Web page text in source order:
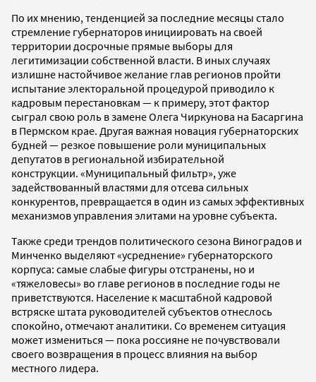
По их мнению, тенденцией за последние месяцы стало
стремление губернаторов инициировать на своей
территории досрочные прямые выборы для
легитимизации собственной власти. В иных случаях
излишне настойчивое желание глав регионов пройти
испытание электоральной процедурой приводило к
кадровым перестановкам — к примеру, этот фактор
сыграл свою роль в замене Олега Чиркунова на Басаргина
в Пермском крае. Другая важная новация губернаторских
будней — резкое повышение роли муниципальных
депутатов в региональной избирательной
конструкции. «Муниципальный фильтр», уже
задействованный властями для отсева сильных
конкурентов, превращается в один из самых эффективных
механизмов управления элитами на уровне субъекта.
Также среди трендов политического сезона Виноградов и
Минченко выделяют «усреднение» губернаторского
корпуса: самые слабые фигуры отстранены, но и
«тяжеловесы» во главе регионов в последние годы не
приветствуются. Население к масштабной кадровой
встряске штата руководителей субъектов отнеслось
спокойно, отмечают аналитики. Со временем ситуация
может измениться — пока россияне не почувствовали
своего возвращения в процесс влияния на выбор
местного лидера.